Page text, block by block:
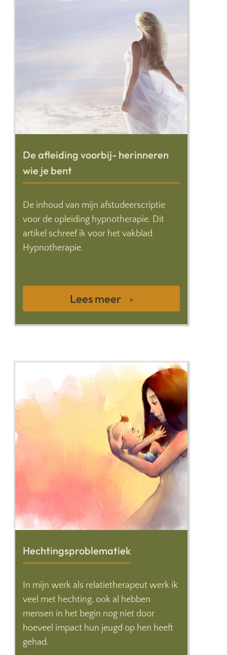
De afleiding voorbij- herinneren
wie je bent
De inhoud van mijn afstudeerscriptie
voor de opleiding hypnotherapie. Dit
artikel schreef ik voor het vakblad
Hypnotherapie.
Lees meer
Hechtingsproblematiek
In mijn werk als relatietherapeut werk ik
veel met hechting, ook al hebben
mensen in het begin nog niet door
hoeveel impact hun jeugd op hen heeft
gehad.